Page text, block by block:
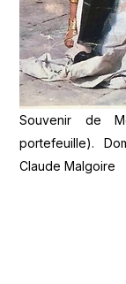
Souvenir de
portefeuille).
Claude Malgoire